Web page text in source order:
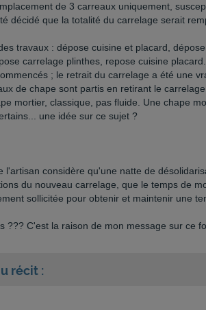
de 3 carreaux uniquement,
décidé que la totalité du carrelage serait
travaux : dépose cuisine et placard,
carrelage plinthes, repose cuisine placard.
; le retrait du carrelage a été une
de chape sont partis en retirant le carrelage.
mortier, classique, pas fluide. Une chape
une idée sur ce sujet ?
l'artisan considère qu'une natte de
du nouveau carrelage, que le temps de
sollicitée pour obtenir et maintenir une
??? C'est la raison de mon message sur ce
récit :